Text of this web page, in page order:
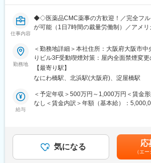
ら分担して推進しています。
発全体を俯瞰できる経験を積むことができ
通常医薬品メーカー出身が会員である関
員として登録しています。業界関連のセミ
ができ、メーカーと同じレベルの業界知識
プデートできる環境です。
■働き方：
◎完全在宅勤務のため、拠点（東京・大阪
（自分の業務が終わるよう業務管理を行う
量の大きい働き方ができます）
仕事内容
◆◇医薬品CMC薬事の方歓迎！／完全フル
が可能（1日7時間の裁量労働制）／アメリ
◆◇
■仕事内容：
医薬品開発における理化学・製造・品質試
領域のコンサルティング業務をお任せしま
新薬承認申請に向けた品質戦略の立案か
貫して関与し、医薬品開発の品質面を支え
す。
性質ならびに製造・品質管理に関する資料
企画の設定
・試験方法に関する資料の評価・助言
勤務地
＜勤務地詳細＞本社住所：大阪府大阪市
りビル3F受動喫煙対策：屋内全面禁煙変
【最寄り駅】
なにわ橋駅、北浜駅(大阪府)、淀屋橋駅
給与
＜予定年収＞500万円～1,000万円＜賃金
なし＜賃金内訳＞年額（基本給）：
安の金額であり、選考を通じて上下する可
(月額)は固定手当を含めた表記です。
気になる 応
（エ